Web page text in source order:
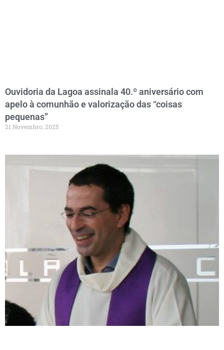
Ouvidoria da Lagoa assinala 40.º aniversário com
apelo à comunhão e valorização das “coisas
pequenas”
21 Novembro, 2025